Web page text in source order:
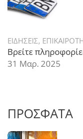
ΕΙΔΗΣΕΙΣ,
Βρείτε
31 Μαρ. 2025
ΠΡΟΣΦΑΤΑ